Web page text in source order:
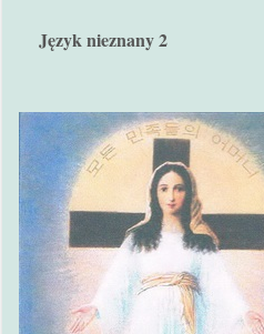
Język nieznany 2